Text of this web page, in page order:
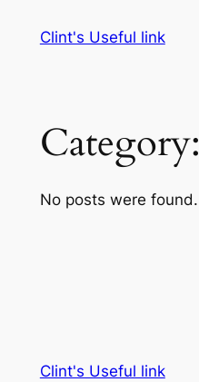
Clint's Useful link
Category:
No posts were found.
Clint's Useful link